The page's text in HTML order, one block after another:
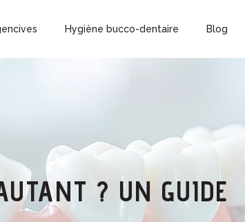
Hygiène bucco-dentaire Blog
? UN GUIDE